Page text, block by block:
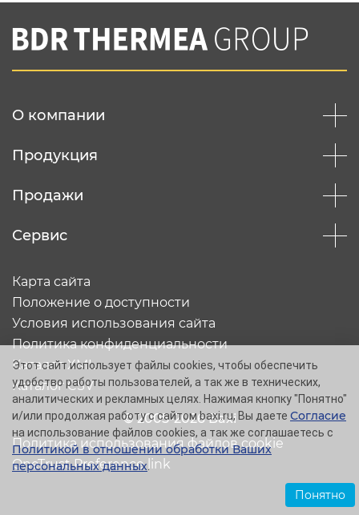
Вы соглашаетесь с нашей политикой
конфеденциальности
О компании
Продукция
Продажи
Сервис
© 2005-2026 Baxi
Карта сайта
Положение о доступности
Условия использования сайта
Политика конфиденциальности
Каталог XML
Каталог CSV
Политика использования файлов cookie
OneTrust Preference link
Этот сайт использует файлы cookies, чтобы обеспечить
удобство работы пользователей, а так же в технических,
аналитических и рекламных целях. Нажимая кнопку "Понятно"
и/или продолжая работу с сайтом baxi.ru, Вы даете Согласие
на использование файлов cookies, а так же соглашаетесь с
Политикой в отношении обработки Ваших
персональных данных.
Понятно